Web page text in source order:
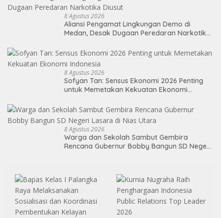
8 Agustus 2026
Aliansi Pengamat Lingkungan Demo di
Medan, Desak Dugaan Peredaran Narkotika
8 Agustus 2026
Sofyan Tan: Sensus Ekonomi 2026 Penting
untuk Memetakan Kekuatan Ekonomi
8 Agustus 2026
Warga dan Sekolah Sambut Gembira
Rencana Gubernur Bobby Bangun SD Negeri